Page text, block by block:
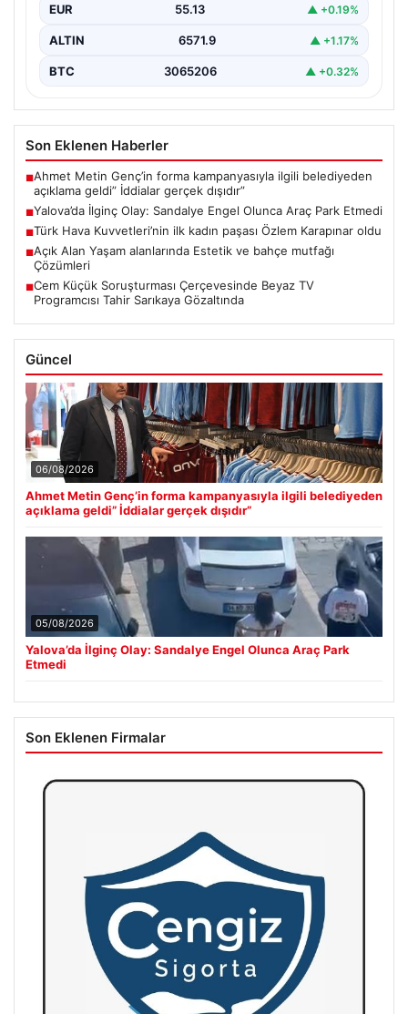
EUR 55.13 ▲ +0.19%
ALTIN 6571.9 ▲ +1.17%
BTC 3065206 ▲ +0.32%
Son Eklenen Haberler
■Ahmet Metin Genç’in forma kampanyasıyla ilgili belediyeden
açıklama geldi” İddialar gerçek dışıdır”
■Yalova’da İlginç Olay: Sandalye Engel Olunca Araç Park Etmedi
■Türk Hava Kuvvetleri’nin ilk kadın paşası Özlem Karapınar oldu
■Açık Alan Yaşam alanlarında Estetik ve bahçe mutfağı
Çözümleri
■Cem Küçük Soruşturması Çerçevesinde Beyaz TV
Programcısı Tahir Sarıkaya Gözaltında
Güncel
06/08/2026
Ahmet Metin Genç’in forma kampanyasıyla ilgili belediyeden
açıklama geldi” İddialar gerçek dışıdır”
05/08/2026
Yalova’da İlginç Olay: Sandalye Engel Olunca Araç Park
Etmedi
Son Eklenen Firmalar